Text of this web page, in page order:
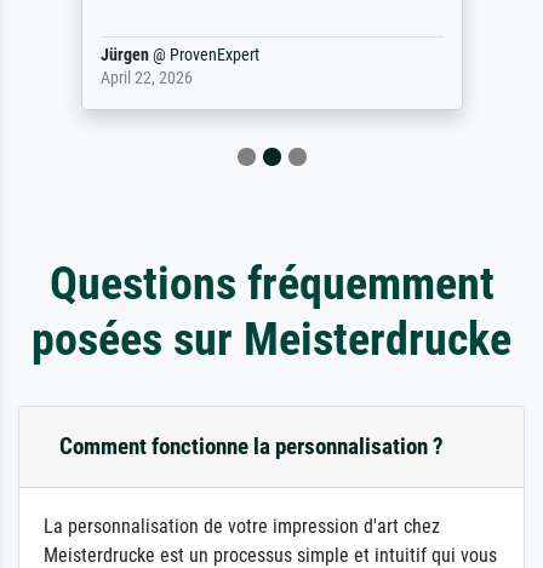
Jürgen@ ProvenExpert
April 22, 2026
Questions fréquemment
posées sur Meisterdrucke
Comment fonctionne la personnalisation ?
La personnalisation de votre impression d'art chez
Meisterdrucke est un processus simple et intuitif qui vous